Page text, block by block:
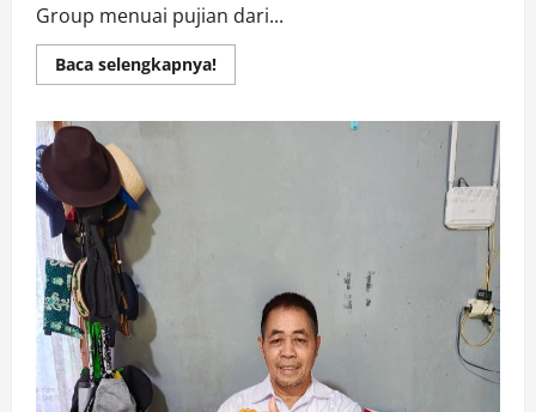
Group menuai pujian dari...
Baca selengkapnya!Read
more